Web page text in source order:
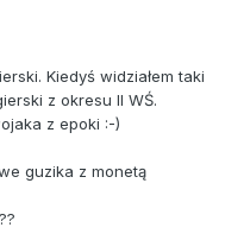
Kiedyś widziałem taki
z okresu II WŚ.
z epoki :-)
guzika z monetą